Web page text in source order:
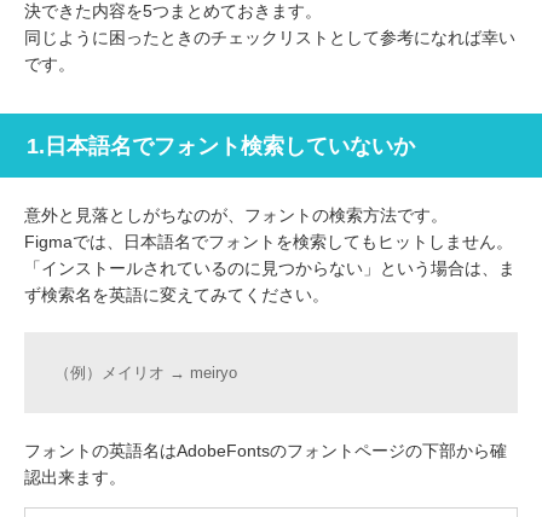
決できた内容を5つまとめておきます。
同じように困ったときのチェックリストとして参考になれば幸い
です。
1.日本語名でフォント検索していないか
意外と見落としがちなのが、フォントの検索方法です。
Figmaでは、日本語名でフォントを検索してもヒットしません。
「インストールされているのに見つからない」という場合は、ま
ず検索名を英語に変えてみてください。
（例）メイリオ → meiryo
フォントの英語名はAdobeFontsのフォントページの下部から確
認出来ます。